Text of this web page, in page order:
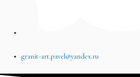
granit-art.pavel@yandex.ru